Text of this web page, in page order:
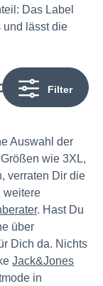
Filter
Das Label
und lässt die
in
Auswahl der
wie 3XL,
verraten Dir die
weitere
. Hast Du
über
Dich da. Nichts
Jack&Jones
in